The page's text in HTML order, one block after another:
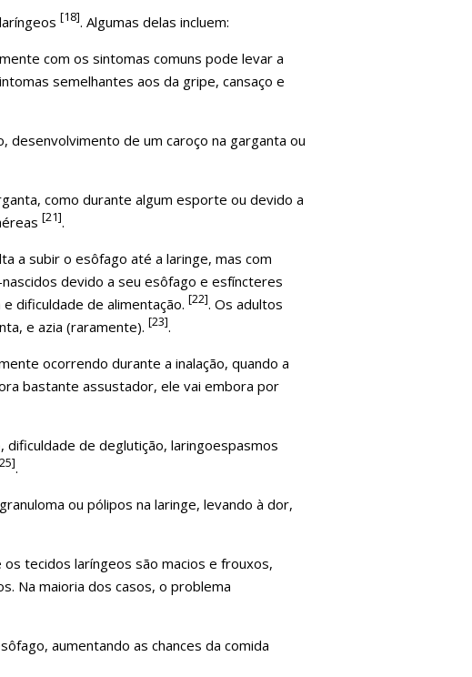
[18]. Algumas delas incluem:
com os sintomas comuns pode levar a
semelhantes aos da gripe, cansaço e
de um caroço na garganta ou
como durante algum esporte ou devido a
[21].
a subir o esôfago até a laringe, mas com
devido a seu esôfago e esfíncteres
dificuldade de alimentação. [22]. Os adultos
e azia (raramente). [23].
ocorrendo durante a inalação, quando a
bastante assustador, ele vai embora por
de deglutição, laringoespasmos
.
ou pólipos na laringe, levando à dor,
tecidos laríngeos são macios e frouxos,
Na maioria dos casos, o problema
aumentando as chances da comida